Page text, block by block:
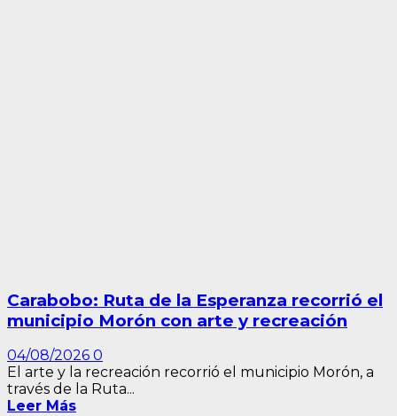
Carabobo: Ruta de la Esperanza recorrió el
municipio Morón con arte y recreación
04/08/2026 0
El arte y la recreación recorrió el municipio Morón, a
través de la Ruta...
Leer Más